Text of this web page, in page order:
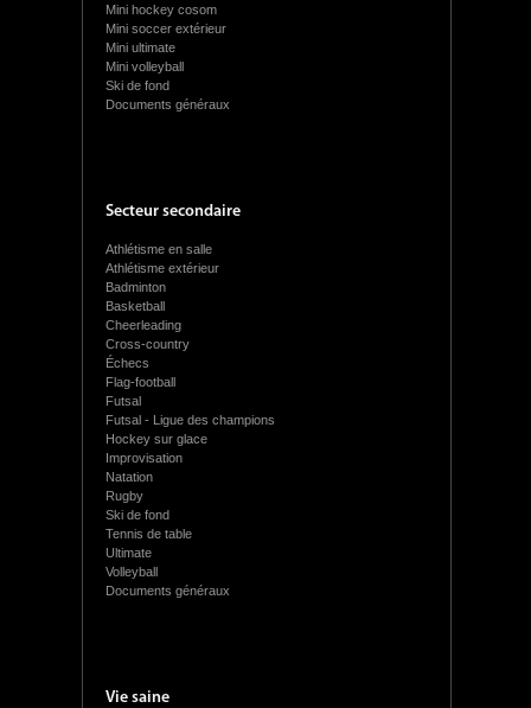
Mini hockey cosom
Mini soccer extérieur
Mini ultimate
Mini volleyball
Ski de fond
Documents généraux
Secteur secondaire
Athlétisme en salle
Athlétisme extérieur
Badminton
Basketball
Cheerleading
Cross-country
Échecs
Flag-football
Futsal
Futsal - Ligue des champions
Hockey sur glace
Improvisation
Natation
Rugby
Ski de fond
Tennis de table
Ultimate
Volleyball
Documents généraux
Vie saine